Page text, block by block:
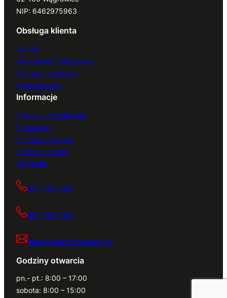
NIP: 6462975963
Obsługa klienta
Zwroty
Gwarancja i reklamacje
Płatności i wysyłka
Finansowanie
Informacje
Polityka prywatności
Regulamin
Import pojazdów
Serwis quadów
Kontakt
667 000 083
667 000 084
biuro@dealerszamocin.pl
Godziny otwarcia
pn.- pt.: 8:00 – 17:00
sobota: 8:00 – 15:00